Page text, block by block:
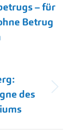
– für
Betrug
des